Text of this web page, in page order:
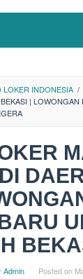
LOKER INDONESIA /
|
Admin Posted on